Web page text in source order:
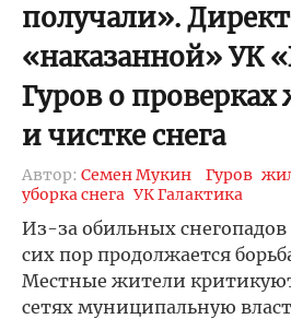
получали».
«наказанной» УК
Гуров о
и чистке снега
Автор: Семен Мукин Гуров
уборка снега УК Галактика
Из-за обильных снегопадов
сих пор продолжается
Местные жители
сетях муниципальную